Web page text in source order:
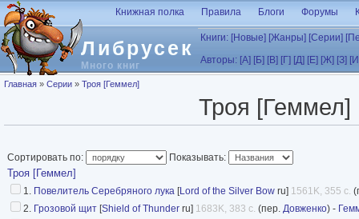
Перейти к основному содержанию
Либрусек
Много книг
Книжная полка Правила Блоги Форумы
Книги: [Новые] [Жанры] [Серии]
Авторы: [А] [Б] [В] [Г] [Д] [Е] [Ж] [З]
Вы здесь
Главная » Серии » Троя [Геммел]
Троя [Геммел]
Сортировать по: Показывать:
Троя [Геммел]
1. Повелитель Серебряного лука [Lord of the Silver Bow ru] 1561K, 355 с.
2. Грозовой щит [Shield of Thunder ru] 1683K, 383 с. (пер. Довженко) -